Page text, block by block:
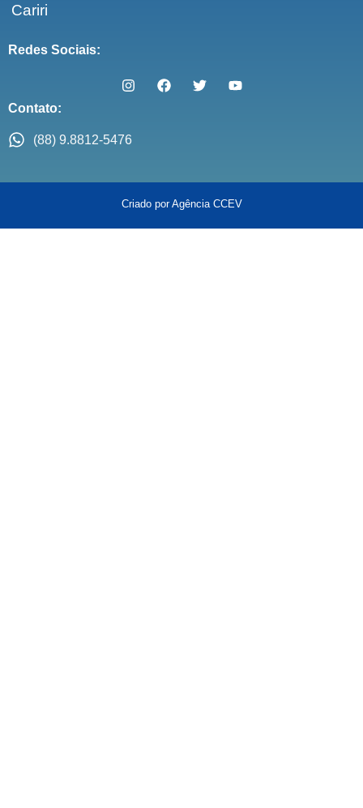
Cariri
Redes Sociais:
Contato:
(88) 9.8812-5476
Criado por Agência CCEV